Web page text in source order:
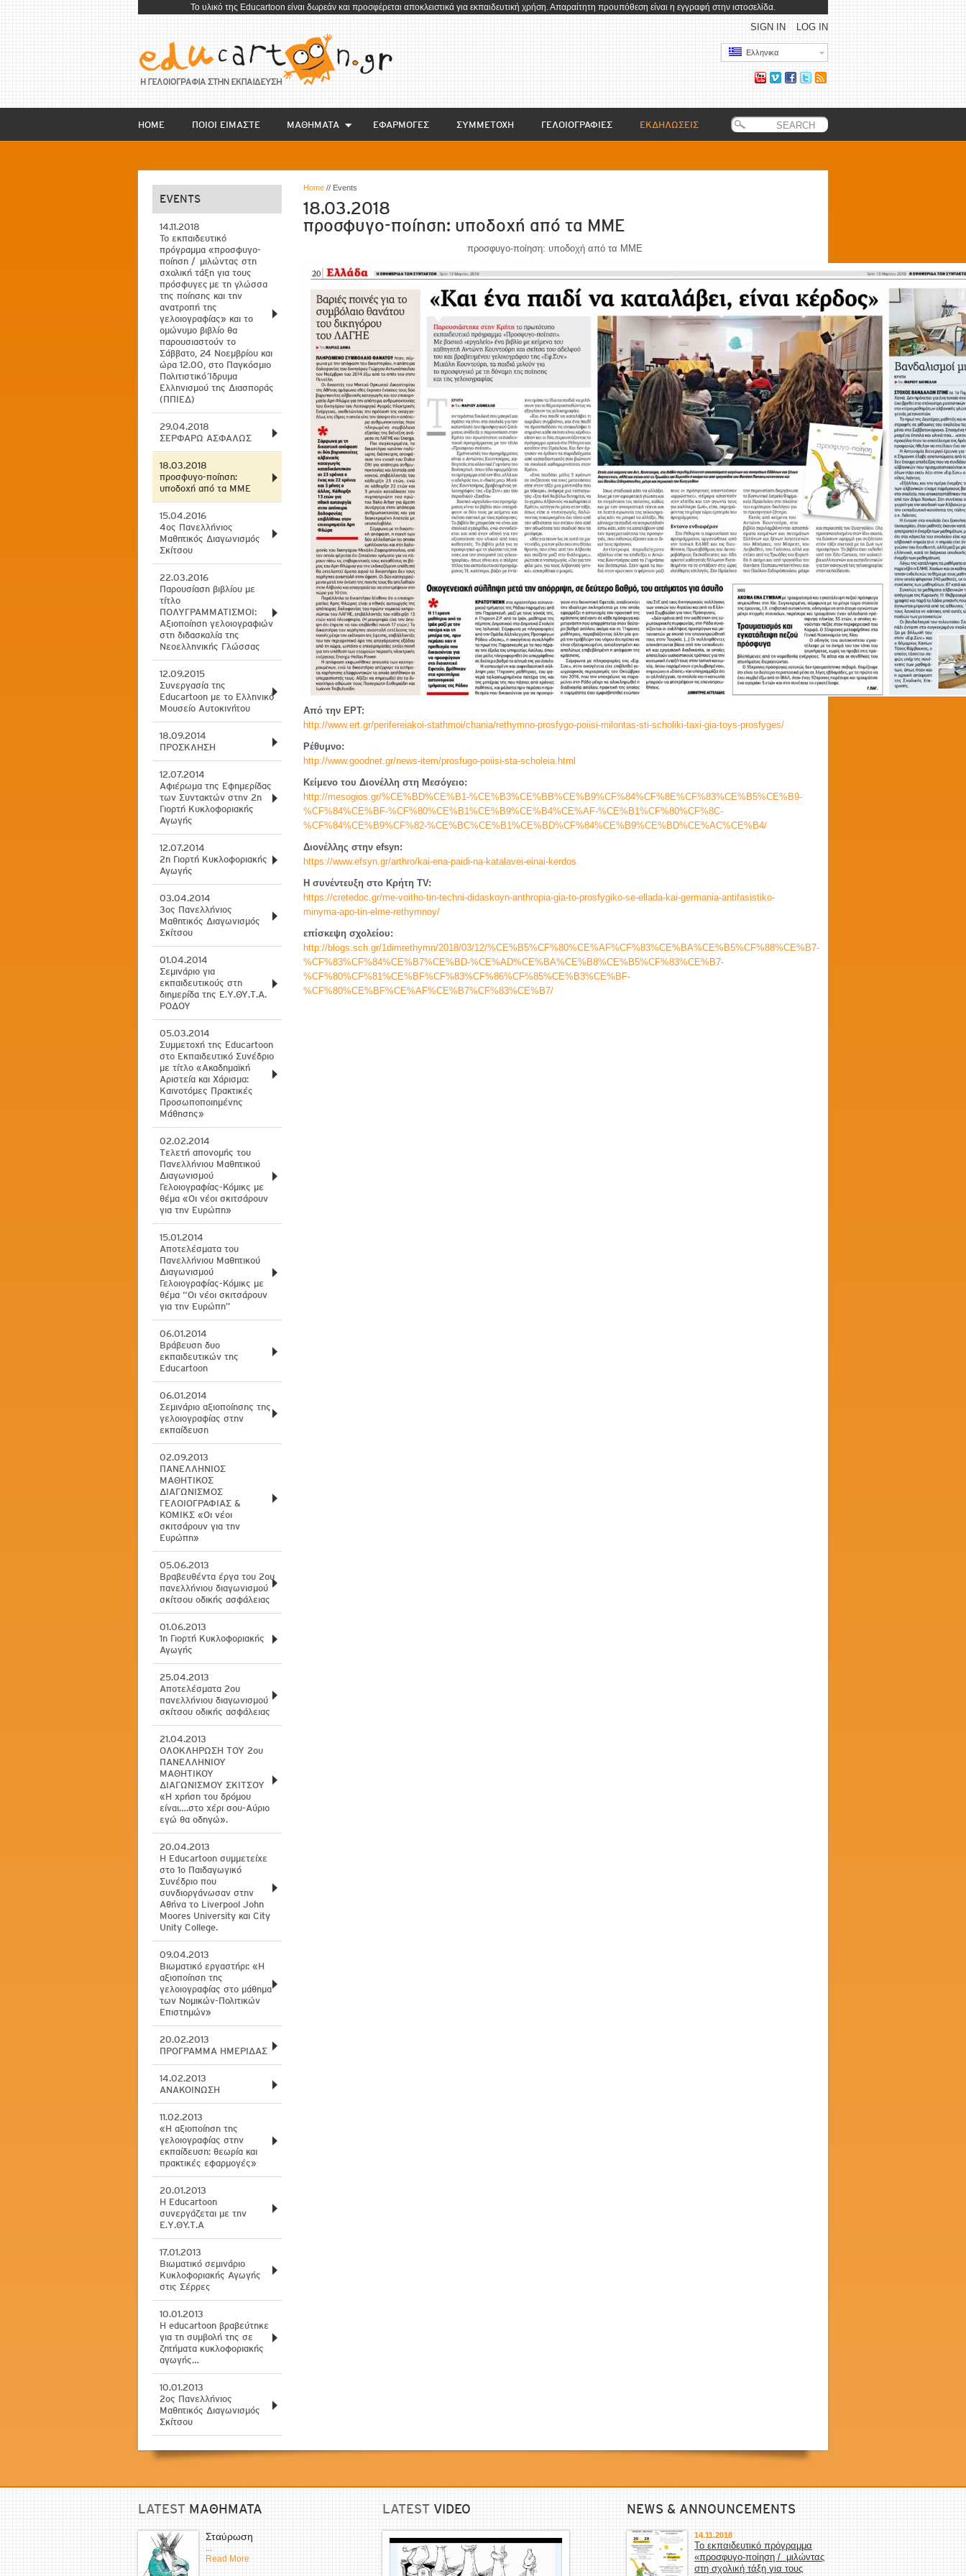
To υλικό της Educartoon είναι δωρεάν και προσφέρεται αποκλειστικά για εκπαιδευτική χρήση. Απαραίτητη προυπόθεση είναι η εγγραφή στην ιστοσελίδα.
LOG IN
SIGN IN
Ελληνικα
HOME ΠΟΙΟΙ ΕΙΜΑΣΤΕ ΜΑΘΗΜΑΤΑ EΦΑΡΜΟΓΕΣ ΣΥΜΜΕΤΟΧΗ ΓΕΛΟΙΟΓΡΑΦΙΕΣ ΕΚΔΗΛΩΣΕΙΣ
EVENTS
14.11.2018
Το εκπαιδευτικό
πρόγραμμα «προσφυγο-
ποίηση / μιλώντας στη
σχολική τάξη για τους
πρόσφυγες με τη γλώσσα
της ποίησης και την
ανατροπή της
γελοιογραφίας» και το
ομώνυμο βιβλίο θα
παρουσιαστούν το
Σάββατο, 24 Νοεμβρίου και
ώρα 12.00, στο Παγκόσμιο
Πολιτιστικό Ίδρυμα
Ελληνισμού της Διασποράς
(ΠΠΙΕΔ)
29.04.2018
ΣΕΡΦΑΡΩ ΑΣΦΑΛΩΣ
18.03.2018
προσφυγο-ποίηση:
υποδοχή από τα ΜΜΕ
15.04.2016
4ος Πανελλήνιος
Μαθητικός Διαγωνισμός
Σκίτσου
22.03.2016
Παρουσίαση βιβλίου με
τίτλο
ΠΟΛΥΓΡΑΜΜΑΤΙΣΜΟΙ:
Αξιοποίηση γελοιογραφιών
στη διδασκαλία της
Νεοελληνικής Γλώσσας
12.09.2015
Συνεργασία της
Educartoon με το Ελληνικό
Μουσείο Αυτοκινήτου
18.09.2014
ΠΡΟΣΚΛΗΣΗ
12.07.2014
Αφιέρωμα της Εφημερίδας
των Συντακτών στην 2η
Γιορτή Κυκλοφοριακής
Αγωγής
12.07.2014
2η Γιορτή Κυκλοφοριακής
Αγωγής
03.04.2014
3ος Πανελλήνιος
Μαθητικός Διαγωνισμός
Σκίτσου
01.04.2014
Σεμινάριο για
εκπαιδευτικούς στη
διημερίδα της Ε.Υ.ΘΥ.Τ.Α.
ΡΟΔΟΥ
05.03.2014
Συμμετοχή της Educartoon
στο Εκπαιδευτικό Συνέδριο
με τίτλο «Ακαδημαϊκή
Αριστεία και Χάρισμα:
Καινοτόμες Πρακτικές
Προσωποποιημένης
Μάθησης»
02.02.2014
Tελετή απονομής του
Πανελλήνιου Μαθητικού
Διαγωνισμού
Γελοιογραφίας-Κόμικς με
θέμα «Οι νέοι σκιτσάρουν
για την Ευρώπη»
15.01.2014
Aποτελέσματα του
Πανελλήνιου Μαθητικού
Διαγωνισμού
Γελοιογραφίας-Κόμικς με
θέμα “Οι νέοι σκιτσάρουν
για την Ευρώπη”
06.01.2014
Βράβευση δυο
εκπαιδευτικών της
Educartoon
06.01.2014
Σεμινάριο αξιοποίησης της
γελοιογραφίας στην
εκπαίδευση
02.09.2013
ΠΑΝΕΛΛΗΝΙΟΣ
ΜΑΘΗΤΙΚΟΣ
ΔΙΑΓΩΝΙΣΜΟΣ
ΓΕΛΟΙΟΓΡΑΦΙΑΣ &
ΚΟΜΙΚΣ «Οι νέοι
σκιτσάρουν για την
Ευρώπη»
05.06.2013
Βραβευθέντα έργα του 2ου
πανελλήνιου διαγωνισμού
σκίτσου οδικής ασφάλειας
01.06.2013
1η Γιορτή Κυκλοφοριακής
Αγωγής
25.04.2013
Αποτελέσματα 2ου
πανελλήνιου διαγωνισμού
σκίτσου οδικής ασφάλειας
21.04.2013
ΟΛΟΚΛΗΡΩΣΗ ΤΟΥ 2ου
ΠΑΝΕΛΛΗΝΙΟΥ
ΜΑΘΗΤΙΚΟΥ
ΔΙΑΓΩΝΙΣΜΟΥ ΣΚΙΤΣΟΥ
«Η χρήση του δρόμου
είναι….στο χέρι σου-Αύριο
εγώ θα οδηγώ».
20.04.2013
H Educartoon συμμετείχε
στο 1ο Παιδαγωγικό
Συνέδριο που
συνδιοργάνωσαν στην
Αθήνα το Liverpool John
Moores University και City
Unity College.
09.04.2013
Βιωματικό εργαστήρι: «Η
αξιοποίηση της
γελοιογραφίας στο μάθημα
των Νομικών-Πολιτικών
Επιστημών»
20.02.2013
ΠΡΟΓΡΑΜΜΑ ΗΜΕΡΙΔΑΣ
14.02.2013
ΑΝΑΚΟΙΝΩΣΗ
11.02.2013
«Η αξιοποίηση της
γελοιογραφίας στην
εκπαίδευση: θεωρία και
πρακτικές εφαρμογές»
20.01.2013
Η Εducartoon
συνεργάζεται με την
Ε.Υ.ΘY.Τ.Α
17.01.2013
Βιωματικό σεμινάριο
Κυκλοφοριακής Αγωγής
στις Σέρρες
10.01.2013
H educartoon βραβεύτηκε
για τη συμβολή της σε
ζητήματα κυκλοφοριακής
αγωγής…
10.01.2013
2ος Πανελλήνιος
Μαθητικός Διαγωνισμός
Σκίτσου
Home // Events
18.03.2018
προσφυγο-ποίηση: υποδοχή από τα ΜΜΕ
προσφυγο-ποίηση: υποδοχή από τα ΜΜΕ
Από την ΕΡΤ:
http://www.ert.gr/perifereiakoi-stathmoi/chania/rethymno-prosfygo-poiisi-milontas-sti-scholiki-taxi-gia-toys-prosfyges/
Ρέθυμνο:
http://www.goodnet.gr/news-item/prosfugo-poiisi-sta-scholeia.html
Κείμενο του Διονέλλη στη Μεσόγειο:
http://mesogios.gr/%CE%BD%CE%B1-%CE%B3%CE%BB%CE%B9%CF%84%CF%8E%CF%83%CE%B5%CE%B9-
%CF%84%CE%BF-%CF%80%CE%B1%CE%B9%CE%B4%CE%AF-%CE%B1%CF%80%CF%8C-
%CF%84%CE%B9%CF%82-%CE%BC%CE%B1%CE%BD%CF%84%CE%B9%CE%BD%CE%AC%CE%B4/
Διονέλλης στην efsyn:
https://www.efsyn.gr/arthro/kai-ena-paidi-na-katalavei-einai-kerdos
Η συνέντευξη στο Κρήτη TV:
https://cretedoc.gr/me-voitho-tin-techni-didaskoyn-anthropia-gia-to-prosfygiko-se-ellada-kai-germania-antifasistiko-
minyma-apo-tin-elme-rethymnoy/
επίσκεψη σχολείου:
http://blogs.sch.gr/1dimrethymn/2018/03/12/%CE%B5%CF%80%CE%AF%CF%83%CE%BA%CE%B5%CF%88%CE%B7-
%CF%83%CF%84%CE%B7%CE%BD-%CE%AD%CE%BA%CE%B8%CE%B5%CF%83%CE%B7-
%CF%80%CF%81%CE%BF%CF%83%CF%86%CF%85%CE%B3%CE%BF-
%CF%80%CE%BF%CE%AF%CE%B7%CF%83%CE%B7/
LATEST ΜΑΘΗΜΑΤΑ
Σταύρωση
...
Read More
LATEST VIDEO NEWS & ANNOUNCEMENTS
14.11.2018
Το εκπαιδευτικό πρόγραμμα
«προσφυγο-ποίηση / μιλώντας
στη σχολική τάξη για τους